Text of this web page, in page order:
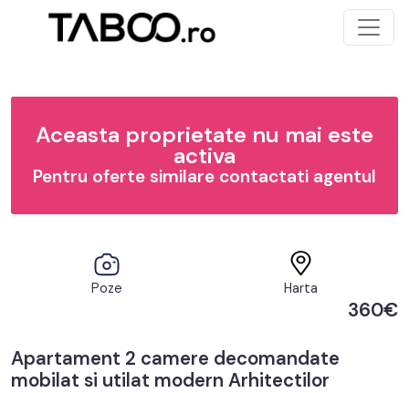
Aceasta proprietate nu mai este
activa
Pentru oferte similare contactati agentul
Poze Harta
360€
Apartament 2 camere decomandate
mobilat si utilat modern Arhitectilor